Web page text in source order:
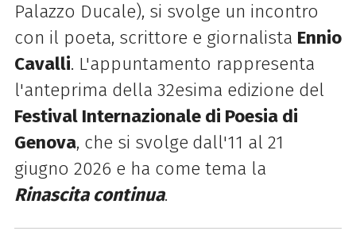
Palazzo Ducale), si svolge un incontro
con il poeta, scrittore e giornalista Ennio
Cavalli. L'appuntamento rappresenta
l'anteprima della 32esima edizione del
Festival Internazionale di Poesia di
Genova, che si svolge dall'11 al 21
giugno 2026 e ha come tema la
Rinascita continua.